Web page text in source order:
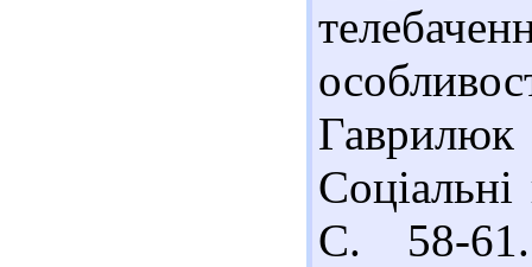
Гаврилюк
С. 58-